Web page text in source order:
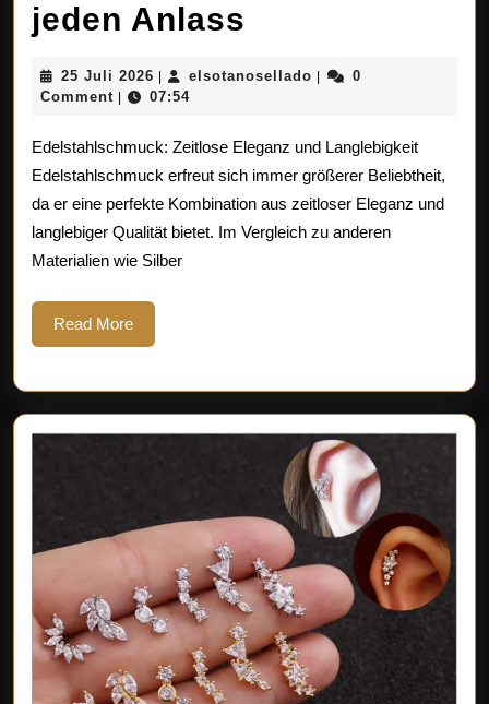
jeden Anlass
für
jeden
Anlass
25 Juli 2026 25
Juli
elsotanosellado elsotanosellado
0
Comment
07:54
Edelstahlschmuck: Zeitlose Eleganz und Langlebigkeit
Edelstahlschmuck erfreut sich immer größerer Beliebtheit,
da er eine perfekte Kombination aus zeitloser Eleganz und
langlebiger Qualität bietet. Im Vergleich zu anderen
Materialien wie Silber
Read MoreRead
More